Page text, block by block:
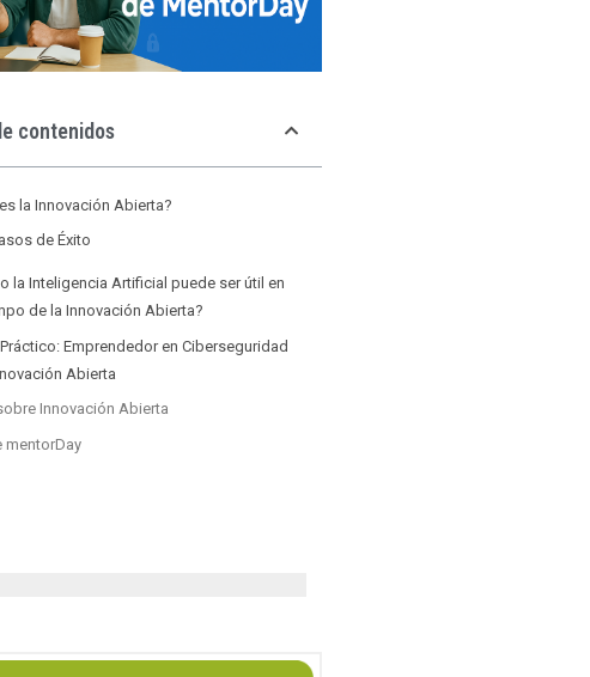
contenidos
la Innovación Abierta?
de Éxito
la Inteligencia Artificial puede ser útil en
de la Innovación Abierta?
Emprendedor en Ciberseguridad
Abierta
Innovación Abierta
mentorDay